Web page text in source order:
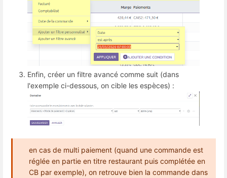
Enfin, créer un filtre avancé comme suit (dans
l'exemple ci-dessous, on cible les espèces) :
en cas de multi paiement (quand une commande est
réglée en partie en titre restaurant puis complétée en
CB par exemple), on retrouve bien la commande dans